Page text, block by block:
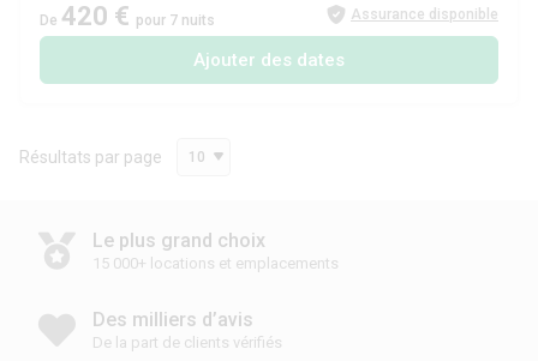
De 420 € pour 7 nuits Assurance disponible
Ajouter des dates
Résultats par page 10
Le plus grand choix
15 000+ locations et emplacements
Des milliers d’avis
De la part de clients vérifiés